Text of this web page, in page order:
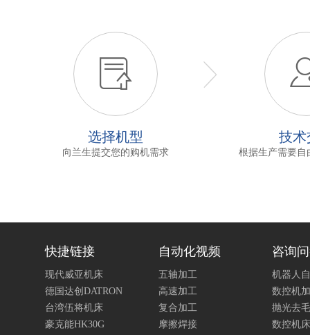

选择机型
向兰生提交您的购机需求
技术
根据生产需要自
快捷链接
现代威亚机床
德国达创DATRON
台湾伍将机床
豪克能HK30G
自动化视频
五轴加工
高速加工
复合加工
摩擦焊接
咨询
机器人
数控机
抛光去
数控机